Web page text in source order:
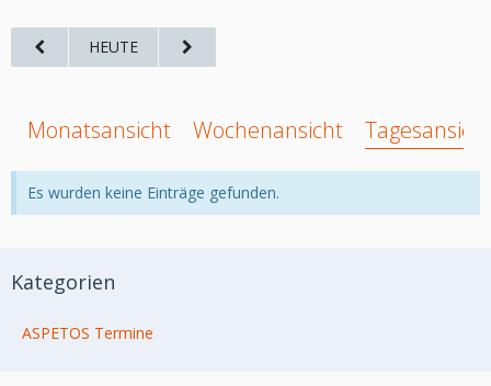
HEUTE
Monatsansicht Wochenansicht Tagesansicht
Es wurden keine Einträge gefunden.
Kategorien
ASPETOS Termine